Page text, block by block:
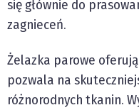
się głównie do
zagnieceń.
Żelazka parowe
pozwala na
różnorodnych tkanin.